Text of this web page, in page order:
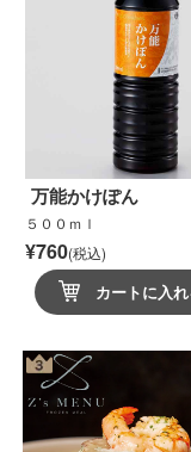
万能かけぽん
５００ｍｌ
¥760(税込)
カートに入